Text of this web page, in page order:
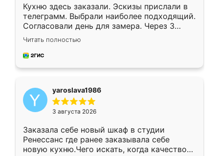
Кухню здесь заказали. Эскизы прислали в
телеграмм. Выбрали наиболее подходящий.
Согласовали день для замера. Через 3
недели кухня была уже готова. Остались
довольны работой. Спасибо Ренессанс
мебель за качественную работу!
Читать полностью
yaroslava1986
3 августа 2026
Заказала себе новый шкаф в студии
Ренессанс где ранее заказывала себе
новую кухню.Чего искать, когда качеством